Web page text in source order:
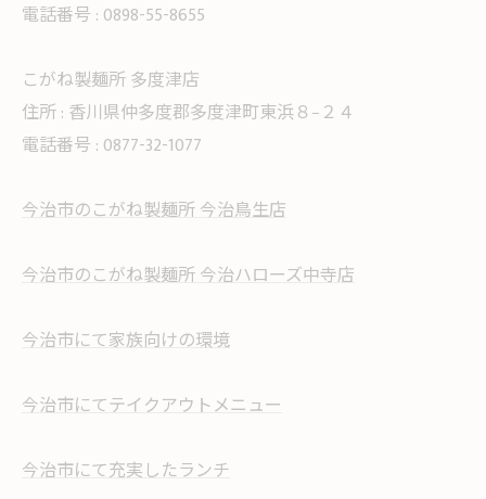
電話番号 : 0898-55-8655
こがね製麺所 多度津店
住所 : 香川県仲多度郡多度津町東浜８−２４
電話番号 : 0877-32-1077
今治市のこがね製麺所 今治鳥生店
今治市のこがね製麺所 今治ハローズ中寺店
今治市にて家族向けの環境
今治市にてテイクアウトメニュー
今治市にて充実したランチ